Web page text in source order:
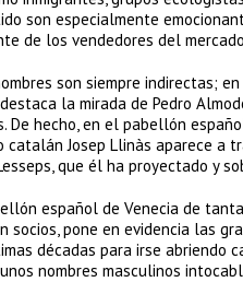
son especialmente
de los vendedores del
son siempre indirectas;
la mirada de Pedro
De hecho, en el pabellón
Josep Llinàs aparece a
que él ha proyectado y
español de Venecia de
socios, pone en evidencia las
décadas para irse abriendo
nombres masculinos